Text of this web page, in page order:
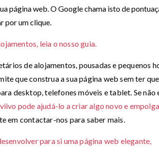
página web. O Google chama isto de
por um clique.
leia o nosso guia.
de alojamentos, pousadas e pequenos
que construa a sua página web sem ter que
desktop, telefones móveis e tablet. Se não
pode ajudá-lo a criar algo novo e
em contactar-nos para saber mais.
para si uma página web elegante,